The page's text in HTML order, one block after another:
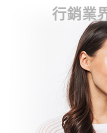
行銷業